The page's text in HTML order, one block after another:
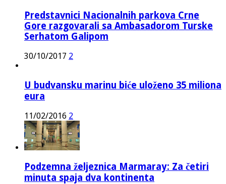
Predstavnici Nacionalnih parkova Crne
Gore razgovarali sa Ambasadorom Turske
Serhatom Galipom
30/10/2017 2
U budvansku marinu biće uloženo 35 miliona
eura
11/02/2016 2
Podzemna željeznica Marmaray: Za četiri
minuta spaja dva kontinenta